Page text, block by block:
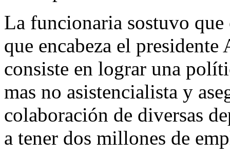
La funcionaria sostuvo
que encabeza el
consiste en lograr una
mas no asistencialista y
colaboración de diversas
a tener dos millones de